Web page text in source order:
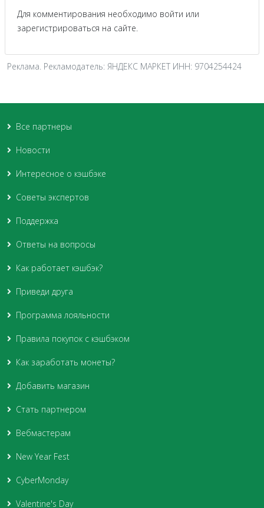
Для комментирования необходимо войти или
зарегистрироваться на сайте.
Реклама. Рекламодатель: ЯНДЕКС МАРКЕТ ИНН: 9704254424
Все партнеры
Новости
Интересное о кэшбэке
Советы экспертов
Поддержка
Ответы на вопросы
Как работает кэшбэк?
Приведи друга
Программа лояльности
Правила покупок с кэшбэком
Как заработать монеты?
Добавить магазин
Стать партнером
Вебмастерам
New Year Fest
CyberMonday
Valentine's Day